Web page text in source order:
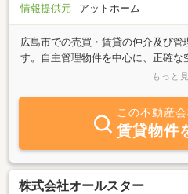
情報提供元
アットホーム
広島市での売買・賃貸の仲介及び管
す。自主管理物件を中心に、正確
い情報をタイムリーにご提供させて
もっと
この不動産
賃貸物件
株式会社オールスター